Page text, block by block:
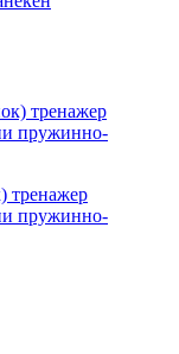
тренажер
пружинно-